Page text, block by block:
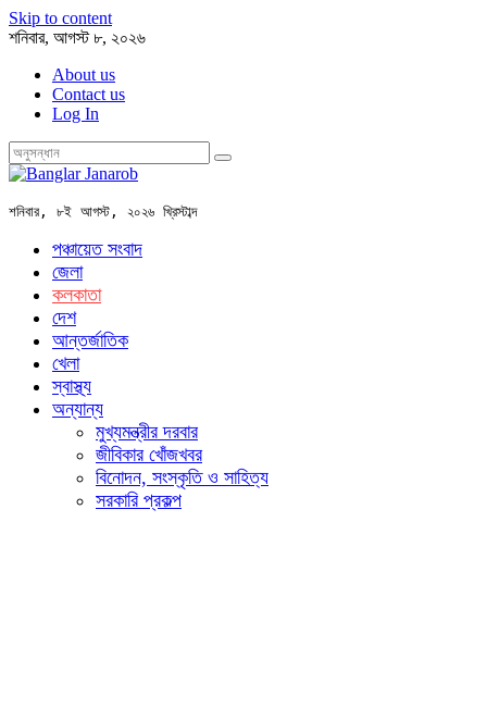
Skip to content
শনিবার, আগস্ট ৮, ২০২৬
About us
Contact us
Log In
শনিবার, ৮ই আগস্ট, ২০২৬ খ্রিস্টাব্দ
পঞ্চায়েত সংবাদ
জেলা
কলকাতা
দেশ
আন্তর্জাতিক
খেলা
স্বাস্থ্য
অন্যান্য
মুখ্যমন্ত্রীর দরবার
জীবিকার খোঁজখবর
বিনোদন, সংস্কৃতি ও সাহিত্য
সরকারি প্রকল্প